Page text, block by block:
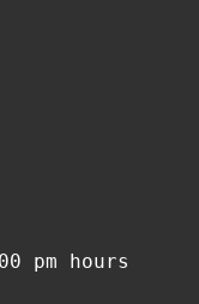
pm hours